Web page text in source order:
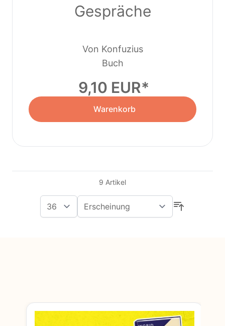
Gespräche
Von Konfuzius
Buch
9,10 EUR
Warenkorb
9 Artikel